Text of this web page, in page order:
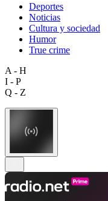
Deportes
Noticias
Cultura y sociedad
Humor
True crime
A - H
I - P
Q - Z